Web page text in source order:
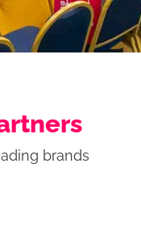
brands